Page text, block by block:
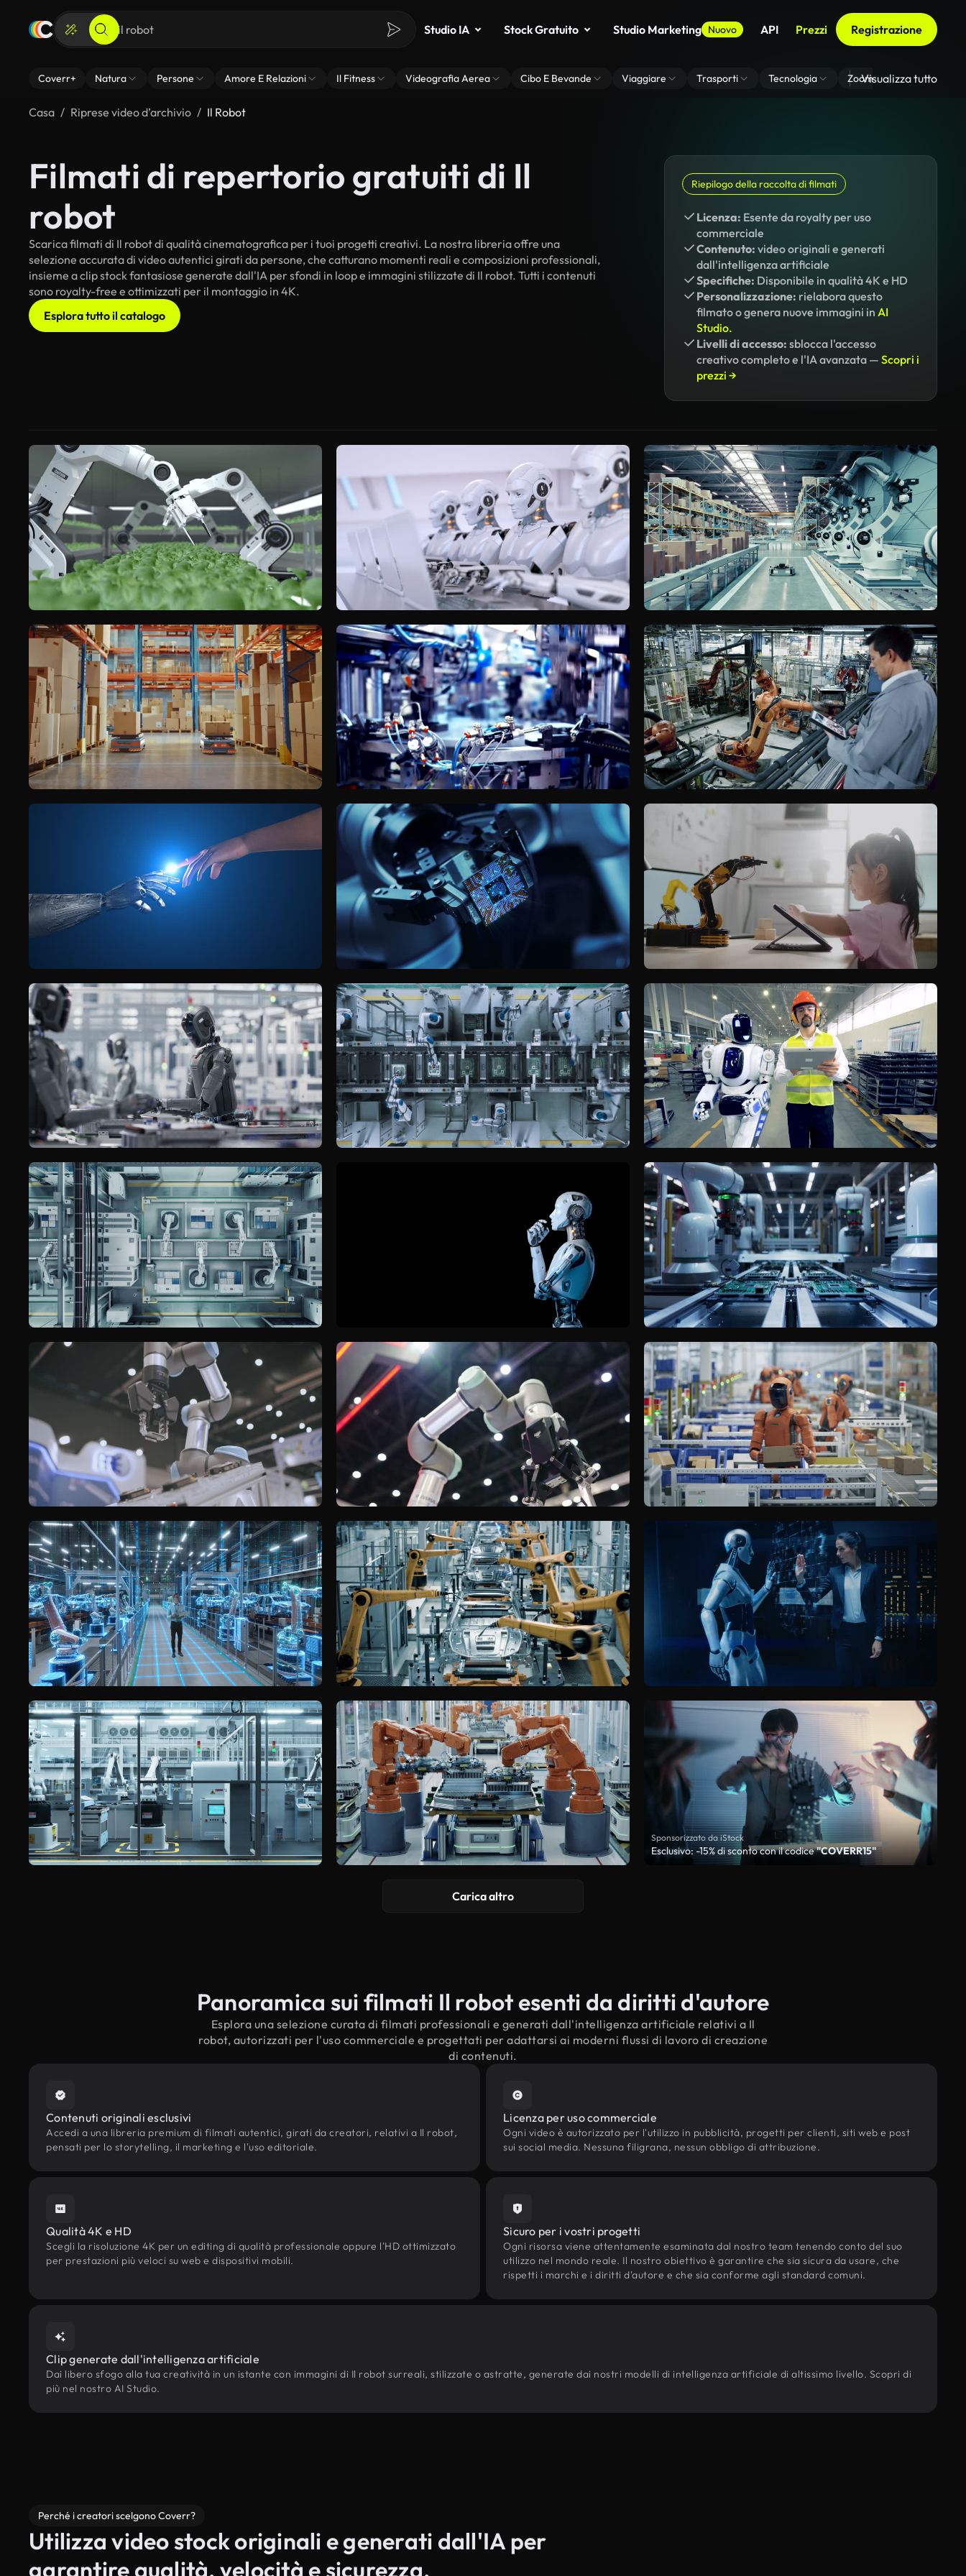
Studio IA Stock Gratuito Studio Marketing Nuovo API Prezzi Registrazione
Coverr+ Natura Persone Amore E Relazioni Il Fitness Videografia Aerea Cibo E Bevande Viaggiare Trasporti Tecnologia Zoom Di Sfondo Virtuale
Visualizza tutto
Casa Riprese video d’archivio Il Robot
Filmati di repertorio gratuiti di Il
robot
Scarica filmati di Il robot di qualità cinematografica per i tuoi progetti creativi. La nostra libreria offre una
selezione accurata di video autentici girati da persone, che catturano momenti reali e composizioni professionali,
insieme a clip stock fantasiose generate dall'IA per sfondi in loop e immagini stilizzate di Il robot. Tutti i contenuti
sono royalty-free e ottimizzati per il montaggio in 4K.
Esplora tutto il catalogo
Riepilogo della raccolta di filmati
Licenza: Esente da royalty per uso
commerciale
Contenuto: video originali e generati
dall'intelligenza artificiale
Specifiche: Disponibile in qualità 4K e HD
Personalizzazione: rielabora questo
filmato o genera nuove immagini in AI
Studio.
Livelli di accesso: sblocca l'accesso
creativo completo e l'IA avanzata — Scopri i
prezzi →
Sponsorizzato da iStock
Esclusivo: -15% di sconto con il codice"COVERR15"
Carica altro
Panoramica sui filmati Il robot esenti da diritti d'autore
Esplora una selezione curata di filmati professionali e generati dall'intelligenza artificiale relativi a Il
robot, autorizzati per l'uso commerciale e progettati per adattarsi ai moderni flussi di lavoro di creazione
di contenuti.
Contenuti originali esclusivi
Accedi a una libreria premium di filmati autentici, girati da creatori, relativi a Il robot,
pensati per lo storytelling, il marketing e l'uso editoriale.
Licenza per uso commerciale
Ogni video è autorizzato per l'utilizzo in pubblicità, progetti per clienti, siti web e post
sui social media. Nessuna filigrana, nessun obbligo di attribuzione.
Qualità 4K e HD
Scegli la risoluzione 4K per un editing di qualità professionale oppure l'HD ottimizzato
per prestazioni più veloci su web e dispositivi mobili.
Sicuro per i vostri progetti
Ogni risorsa viene attentamente esaminata dal nostro team tenendo conto del suo
utilizzo nel mondo reale. Il nostro obiettivo è garantire che sia sicura da usare, che
rispetti i marchi e i diritti d'autore e che sia conforme agli standard comuni.
Clip generate dall'intelligenza artificiale
Dai libero sfogo alla tua creatività in un istante con immagini di Il robot surreali, stilizzate o astratte, generate dai nostri modelli di intelligenza artificiale di altissimo livello. Scopri di
più nel nostro AI Studio.
Perché i creatori scelgono Coverr?
Utilizza video stock originali e generati dall'IA per
garantire qualità, velocità e sicurezza.